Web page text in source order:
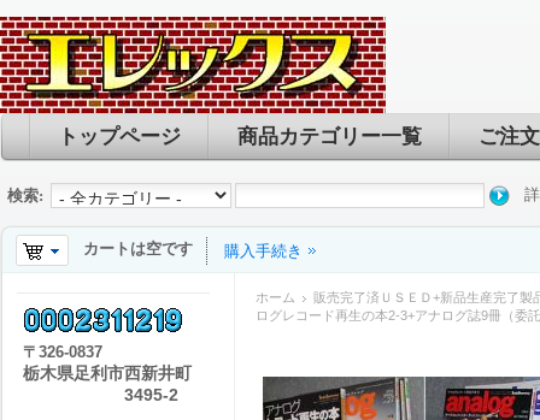
トップページ 商品カテゴリー一覧 ご注
検索:
カートは空です 購入手続き
ホーム
販売完了済ＵＳＥＤ+新品生産完了製
ログレコード再生の本2-3+アナログ誌9冊（委
〒 326-0837
栃木県足利市西新井町
3495-2